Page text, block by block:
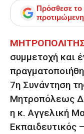
Πρόσθεσε το
συμμετοχή και
7η Συνάντηση
Μητροπόλεως
η κ. Αγγελική
Εκπαιδευτικός